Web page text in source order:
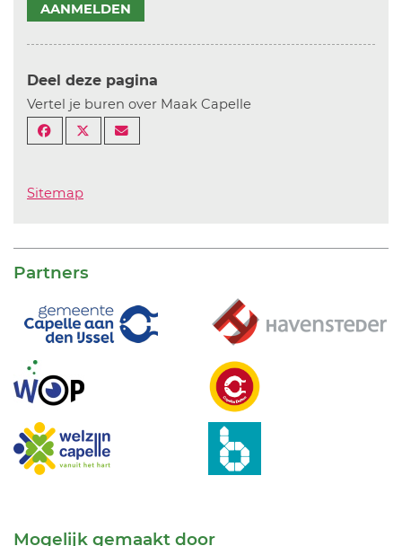
AANMELDEN
Deel deze pagina
Vertel je buren over Maak Capelle
Sitemap
Partners
Mogelijk gemaakt door